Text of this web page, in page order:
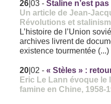
26 |03 -Staline n’est
Un article de Jean-
Révolutions et
L’histoire de l’Union
archives livrent de
existence tourmentée (...)
20 |02 -« Stèles » :
Eric Le Lann évoque
famine en Chine, 1958-